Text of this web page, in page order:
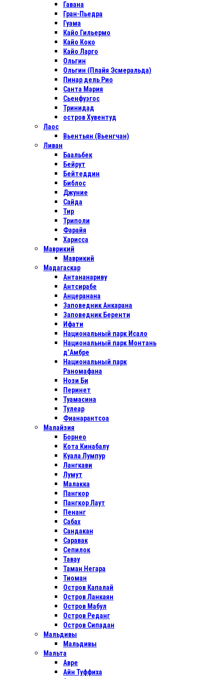
Гавана
Гран-Пьедра
Гуама
Кайо Гильермо
Кайо Коко
Кайо Ларго
Ольгин
Ольгин (Плайя Эсмеральда)
Пинар дель Рио
Санта Мария
Сьенфуэгос
Тринидад
остров Хувентуд
Лаос
Вьентьян (Вьенгчан)
Ливан
Баальбек
Бейрут
Бейтеддин
Библос
Джуние
Сайда
Тир
Триполи
Фарайя
Харисса
Маврикий
Маврикий
Мадагаскар
Антананариву
Антсирабе
Анцеранана
Заповедник Анкарана
Заповедник Беренти
Ифати
Национальный парк Исало
Национальный парк Монтань
д’Амбре
Национальный парк
Раномафана
Нози Би
Перинет
Туамасина
Тулеар
Фианарантсоа
Малайзия
Борнео
Кота Кинабалу
Куала Лумпур
Лангкави
Лумут
Малакка
Пангкор
Пангкор Лаут
Пенанг
Сабах
Сандакан
Саравак
Сепилок
Тавау
Таман Негара
Тиоман
Остров Капалай
Остров Ланкаян
Остров Мабул
Остров Реданг
Остров Сипадан
Мальдивы
Мальдивы
Мальта
Авре
Айн Туффиха